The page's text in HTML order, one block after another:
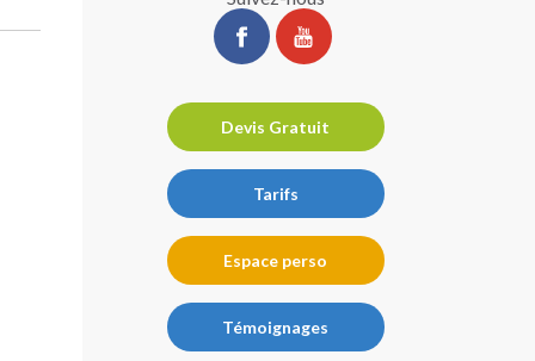
ChirurgiePro
sur
ChirurgiePro
sur
Devis Gratuit
Tarifs
Espace perso
Témoignages